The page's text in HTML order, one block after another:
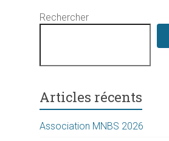
Rechercher
Articles récents
Association MNBS 2026